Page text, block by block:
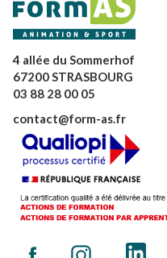
4 allée du Sommerhof
67200 STRASBOURG
03 88 28 00 05
contact@form-as.fr